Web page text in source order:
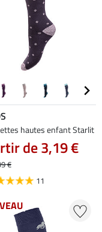
hautes enfant Starlit
de 3,19 €
€
11